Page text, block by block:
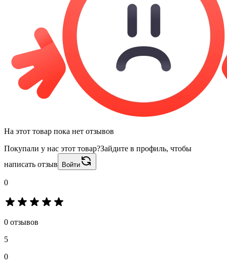
На этот товар пока нет отзывов
Покупали у нас этот товар?Зайдите в профиль, чтобы
написать отзыв
Войти
0
0 отзывов
5
0